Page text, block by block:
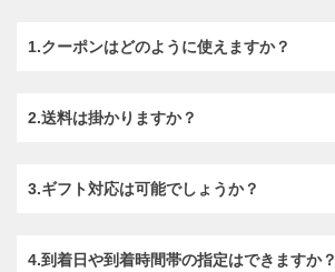
1.クーポンはどのように使えますか？
2.送料は掛かりますか？
3.ギフト対応は可能でしょうか？
4.到着日や到着時間帯の指定はできますか？